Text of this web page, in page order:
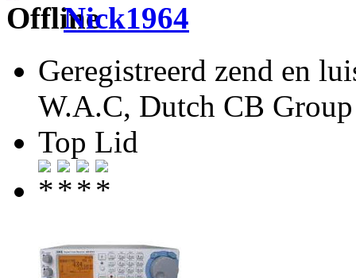
Nick1964
Geregistreerd zend en
W.A.C, Dutch CB
Top Lid